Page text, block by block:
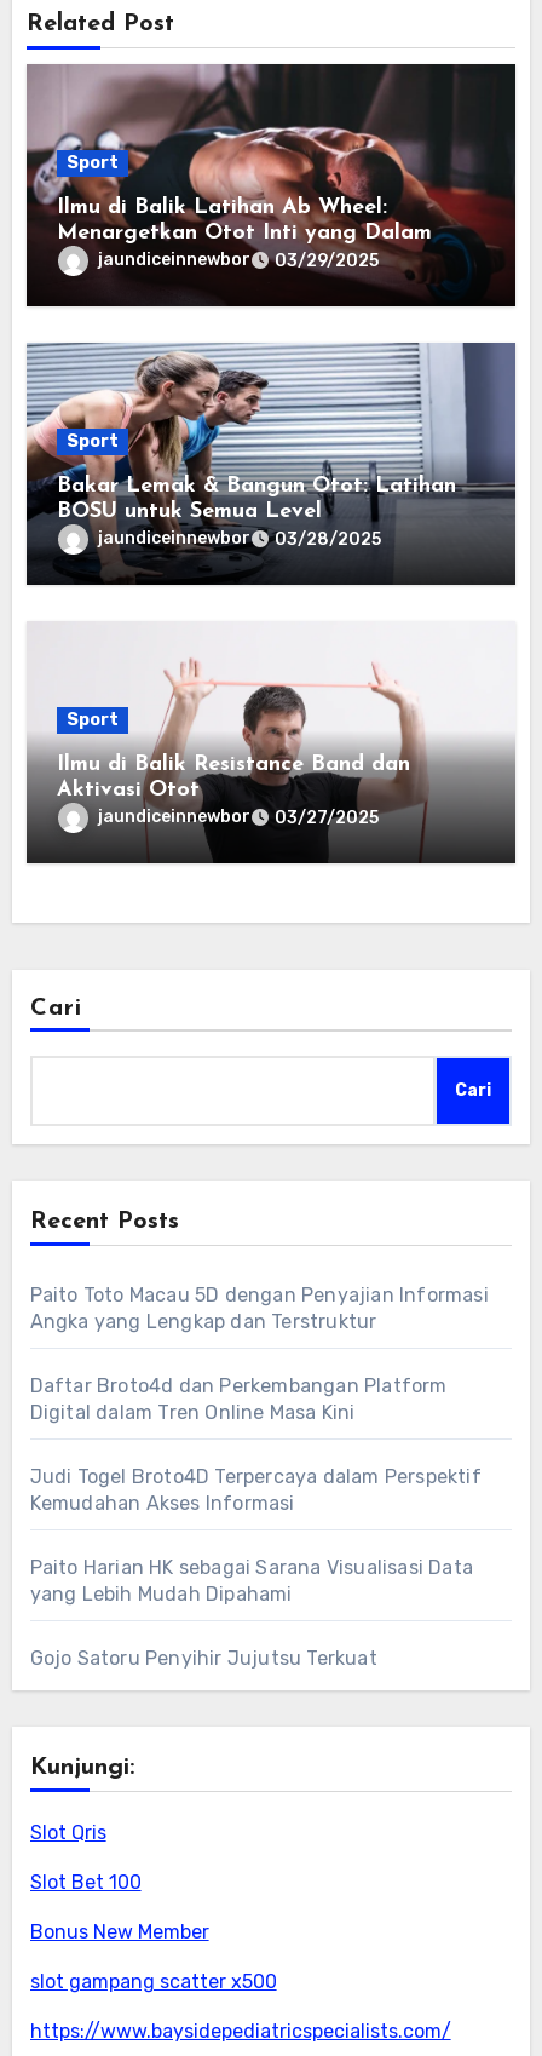
Related Post
Sport
Ilmu di Balik Latihan Ab Wheel:
Menargetkan Otot Inti yang Dalam
jaundiceinnewbor 03/29/2025
Sport
Bakar Lemak & Bangun Otot: Latihan
BOSU untuk Semua Level
jaundiceinnewbor 03/28/2025
Sport
Ilmu di Balik Resistance Band dan
Aktivasi Otot
jaundiceinnewbor 03/27/2025
Cari
Cari
Recent Posts
Paito Toto Macau 5D dengan Penyajian Informasi
Angka yang Lengkap dan Terstruktur
Daftar Broto4d dan Perkembangan Platform
Digital dalam Tren Online Masa Kini
Judi Togel Broto4D Terpercaya dalam Perspektif
Kemudahan Akses Informasi
Paito Harian HK sebagai Sarana Visualisasi Data
yang Lebih Mudah Dipahami
Gojo Satoru Penyihir Jujutsu Terkuat
Kunjungi:
Slot Qris
Slot Bet 100
Bonus New Member
slot gampang scatter x500
https://www.baysidepediatricspecialists.com/